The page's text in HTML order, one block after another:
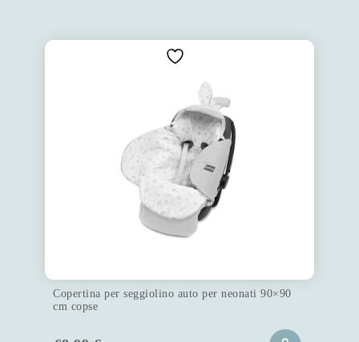
Copertina per seggiolino auto per neonati 90×90
cm copse